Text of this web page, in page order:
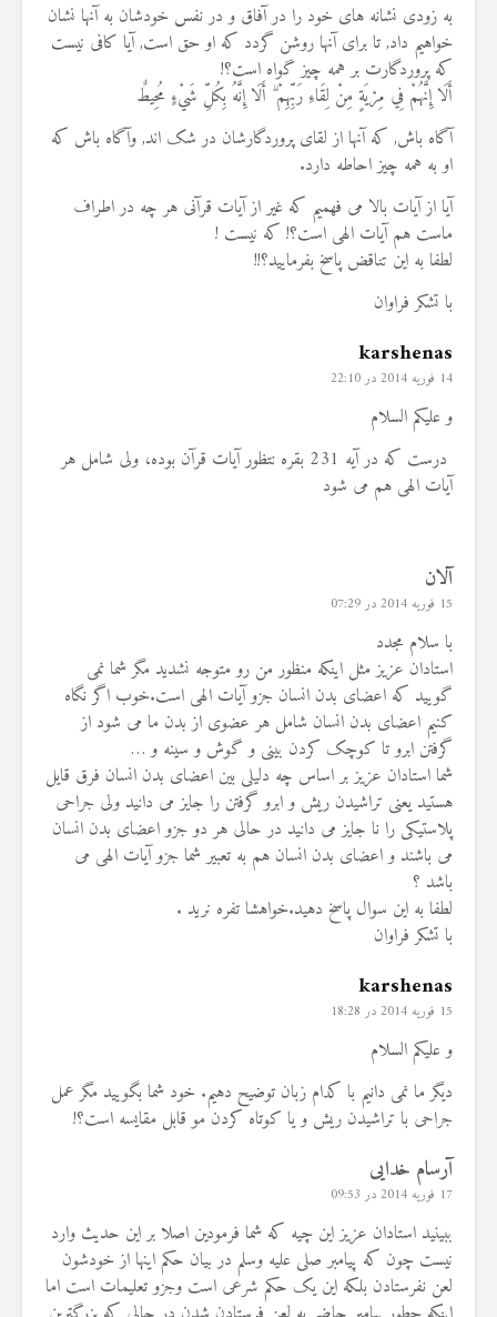
به زودی نشانه های خود را در آفاق و در نفس خودشان به آنها نشان
خواهیم داد, تا برای آنها روشن گردد که او حق است, آیا کافی نیست
که پروردگارت بر همه چیز گواه است؟!
أَلَا إِنَّهُمْ فِي مِرْيَةٍ مِنْ لِقَاءِ رَبِّهِمْ ۗ أَلَا إِنَّهُ بِكُلِّ شَيْءٍ مُحِيطٌ
آگاه باش, که آنها از لقای پروردگارشان در شک اند, وآگاه باش که
او به همه چیز احاطه دارد.
آیا از آیات بالا می فهمیم که غیر از آیات قرآنی هر چه در اطراف
ماست هم آیات الهی است؟! که نیست !
لطفا به این تناقض پاسخ بفرمایید؟!!
با تشکر فراوان
karshenas
14 فوریه 2014 در 22:10
و علیکم السلام
درست که در آیه 231 بقره نتظور آیات قرآن بوده، ولی شامل هر
آیات الهی هم می شود
آلان
15 فوریه 2014 در 07:29
با سلام مجدد
استادان عزیز مثل اینکه منظور من رو متوجه نشدید مگر شما نمی
گویید که اعضای بدن انسان جزو آیات الهی است.خوب اگر نگاه
کنیم اعضای بدن انسان شامل هر عضوی از بدن ما می شود از
گرفتن ابرو تا کوچک کردن بینی و گوش و سینه و …
شما استادان عزیز بر اساس چه دلیلی بین اعضای بدن انسان فرق قایل
هستید یعنی تراشیدن ریش و ابرو گرفتن را جایز می دانید ولی جراحی
پلاستیکی را نا جایز می دانید در حالی هر دو جزو اعضای بدن انسان
می باشند و اعضای بدن انسان هم به تعبیر شما جزو آیات الهی می
باشد ؟
لطفا به این سوال پاسخ دهید.خواهشا تفره نرید .
با تشکر فراوان
karshenas
15 فوریه 2014 در 18:28
و علیکم السلام
دیگر ما نمی دانیم با کدام زبان توضیح دهیم. خود شما بگویید مگر عمل
جراحی با تراشیدن ریش و یا کوتاه کردن مو قابل مقایسه است؟!
آرسام خدایی
17 فوریه 2014 در 09:53
ببینید استادان عزیز این چیه که شما فرمودین اصلا بر این حدیث وارد
نیست چون که پیامبر صلی علیه وسلم در بیان حکم اینها از خودشون
لعن نفرستادن بلکه این یک حکم شرعی است وجزو تعلیمات است اما